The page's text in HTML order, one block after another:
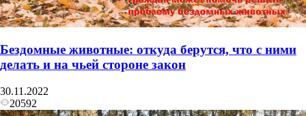
Бездомные животные: откуда берутся, что с ними
делать и на чьей стороне закон
30.11.2022
20592